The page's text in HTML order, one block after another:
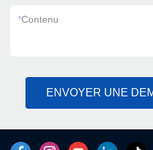
*Contenu
ENVOYER UNE